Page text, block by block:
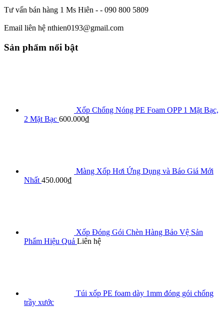
Tư vấn bán hàng 1 Ms Hiên - - 090 800 5809
Email liên hệ nthien0193@gmail.com
Sản phẩm nổi bật
Xốp Chống Nóng PE Foam OPP 1 Mặt Bạc,
2 Mặt Bạc 600.000₫
Màng Xốp Hơi Ứng Dụng và Báo Giá Mới
Nhất 450.000₫
Xốp Đóng Gói Chèn Hàng Bảo Vệ Sản
Phẩm Hiệu Quả Liên hệ
Túi xốp PE foam dày 1mm đóng gói chống
trầy xước